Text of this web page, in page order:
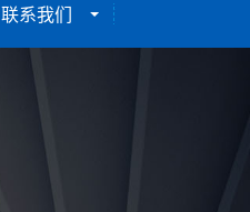
联系我们